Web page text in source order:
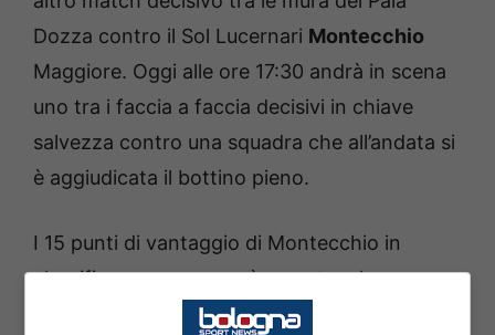
Dozza contro il Sol Lucernari Montecchio
Maggiore. Oggi alle ore 17:30 andrà in scena
uno tra i faccia a faccia decisivi in chiave
salvezza contro una squadra che all’andata si
è aggiudicata il bottino pieno.
I 15 punti di vantaggio di Montecchio in
classifica non sono però un ostacolo
insuperabile per i bolognesi che devono